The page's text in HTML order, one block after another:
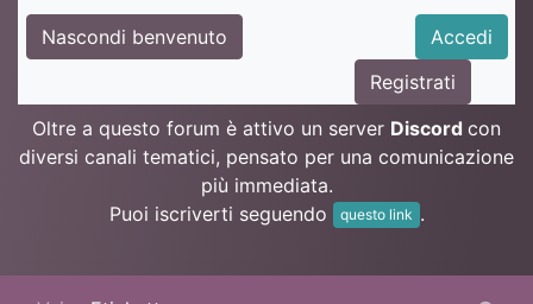
Nascondi benvenuto
Accedi
Registrati
Oltre a questo forum è attivo un server Discord con
diversi canali tematici, pensato per una comunicazione
più immediata.
Puoi iscriverti seguendo
questo link .